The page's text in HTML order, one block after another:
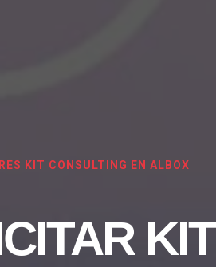
KIT CONSULTING EN ALBOX
KIT